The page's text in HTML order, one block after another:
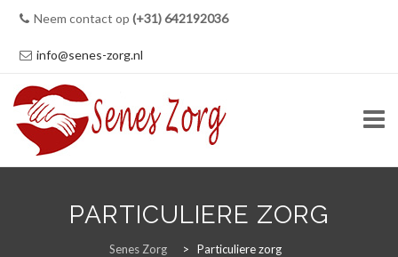
Neem contact op (+31) 642192036
info@senes-zorg.nl
PARTICULIERE ZORG
Senes Zorg > Particuliere zorg